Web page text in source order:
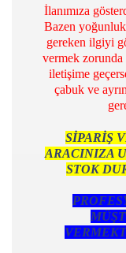
İlanımıza
Bazen
gereken ilgiyi
vermek
iletişime
çabuk ve
SİPARİŞ
ARACINIZA
STOK